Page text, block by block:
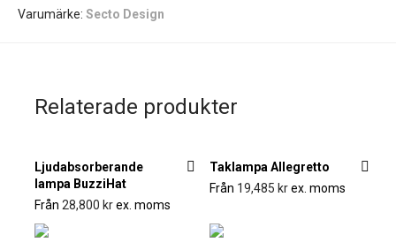
Varumärke: Secto Design
Relaterade produkter
Ljudabsorberande
lampa BuzziHat
Från 28,800 krex. moms
Taklampa Allegretto
Från 19,485 krex. moms